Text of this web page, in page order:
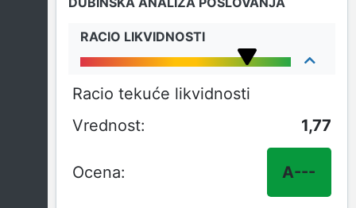
RACIO LIKVIDNOSTI
Racio tekuće likvidnosti
1,77
A---